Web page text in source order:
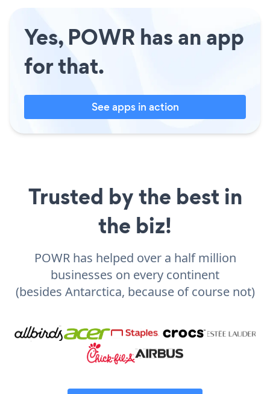
Yes, POWR has an app
for that.
See apps in action
Trusted by the best in
the biz!
POWR has helped over a half million
businesses on every continent
(besides Antarctica, because of course not)